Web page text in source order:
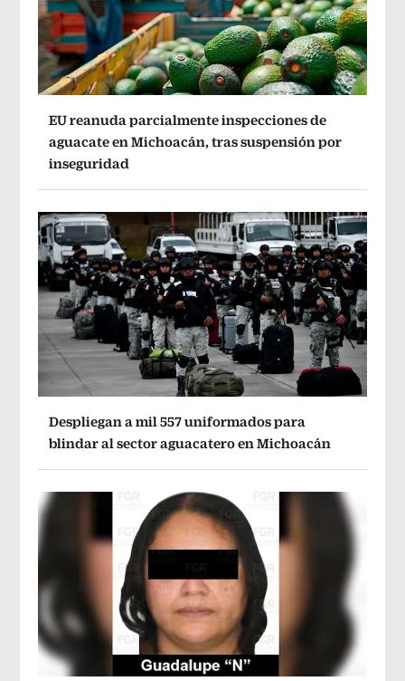
EU reanuda parcialmente inspecciones de
aguacate en Michoacán, tras suspensión por
inseguridad
Despliegan a mil 557 uniformados para
blindar al sector aguacatero en Michoacán